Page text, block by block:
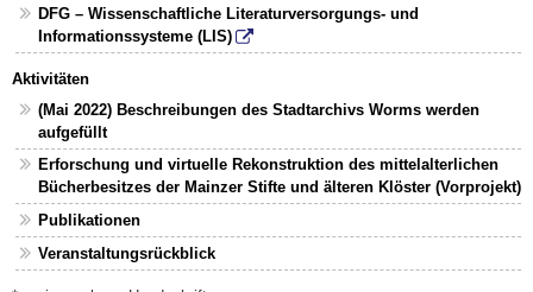
DFG – Wissenschaftliche Literaturversorgungs- und
Informationssysteme (LIS)
Aktivitäten
(Mai 2022) Beschreibungen des Stadtarchivs Worms werden
aufgefüllt
Erforschung und virtuelle Rekonstruktion des mittelalterlichen
Bücherbesitzes der Mainzer Stifte und älteren Klöster (Vorprojekt)
Publikationen
Veranstaltungsrückblick